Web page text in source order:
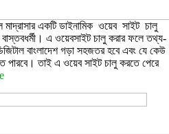
মাদ্রাসার একটি ডাইনামিক ওয়েব সাইট চালু
এ ওয়েবসাইট চালু করার ফলে তথ্য-
বাংলাদেশ গড়া সহজতর হবে এবং যে কেউ
পারবে। তাই এ ওয়েব সাইট চালু করতে পেরে